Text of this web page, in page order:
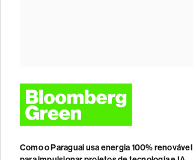
Como o Paraguai usa energia 100% renovável